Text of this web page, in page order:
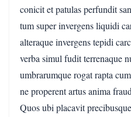
conicit et patulas perfundit
tum super invergens liquidi
alteraque invergens tepidi
verba simul fudit terrenaque
umbrarumque rogat rapta
ne properent artus anima
Quos ubi placavit